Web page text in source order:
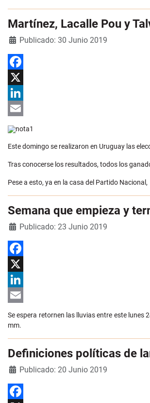
Martínez, Lacalle Pou y
DetallesPublicado: 30 Junio 2019
Facebook
X
LinkedIn
Email
Este domingo se realizaron en Uruguay las
Tras conocerse los resultados, todos los
Pese a esto, ya en la casa del Partido
Semana que empieza y
DetallesPublicado: 23 Junio 2019
Facebook
X
LinkedIn
Email
Se espera retornen las lluvias entre este lunes
mm.
Definiciones políticas de
DetallesPublicado: 20 Junio 2019